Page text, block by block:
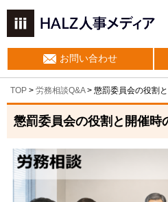
お問い合わせ
TOP > 労務相談Q&A> 懲罰委員会の役割
懲罰委員会の役割と開催時